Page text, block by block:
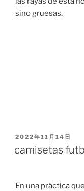
sino gruesas.
PUBLICADO
2022年11月14日
camisetas
En una práctica